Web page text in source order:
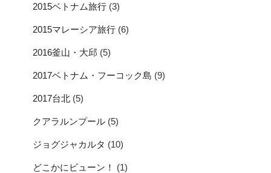
2015ベトナム旅行 (3)
2015マレーシア旅行 (6)
2016釜山・大邱 (5)
2017ベトナム・フーコック島 (9)
2017台北 (5)
クアラルンプール (5)
ジョグジャカルタ (10)
どこかにビューン！ (1)